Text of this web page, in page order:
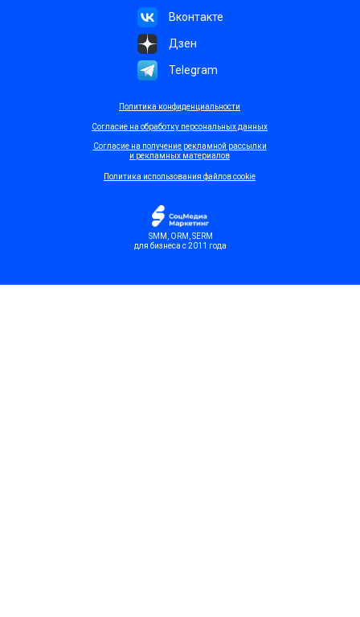
Вконтакте
Дзен
Telegram
SMM, ORM, SERM
для бизнеса с 2011 года
Политика использования файлов cookie
Согласие на получение рекламной рассылки
и рекламных материалов
Согласие на обработку персональных данных
Политика конфиденциальности